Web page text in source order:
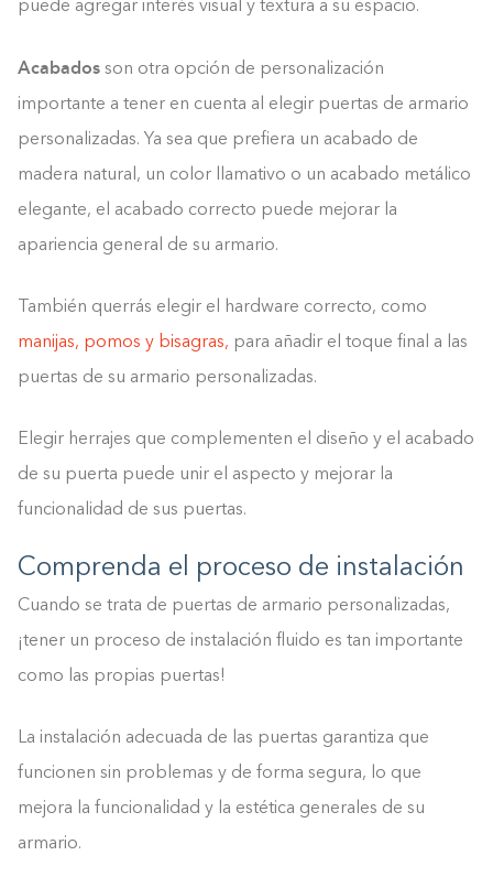
puede agregar interés visual y textura a su espacio.
Acabados son otra opción de personalización
importante a tener en cuenta al elegir puertas de armario
personalizadas. Ya sea que prefiera un acabado de
madera natural, un color llamativo o un acabado metálico
elegante, el acabado correcto puede mejorar la
apariencia general de su armario.
También querrás elegir el hardware correcto, como
manijas, pomos y bisagras, para añadir el toque final a las
puertas de su armario personalizadas.
Elegir herrajes que complementen el diseño y el acabado
de su puerta puede unir el aspecto y mejorar la
funcionalidad de sus puertas.
Comprenda el proceso de instalación
Cuando se trata de puertas de armario personalizadas,
¡tener un proceso de instalación fluido es tan importante
como las propias puertas!
La instalación adecuada de las puertas garantiza que
funcionen sin problemas y de forma segura, lo que
mejora la funcionalidad y la estética generales de su
armario.
0%